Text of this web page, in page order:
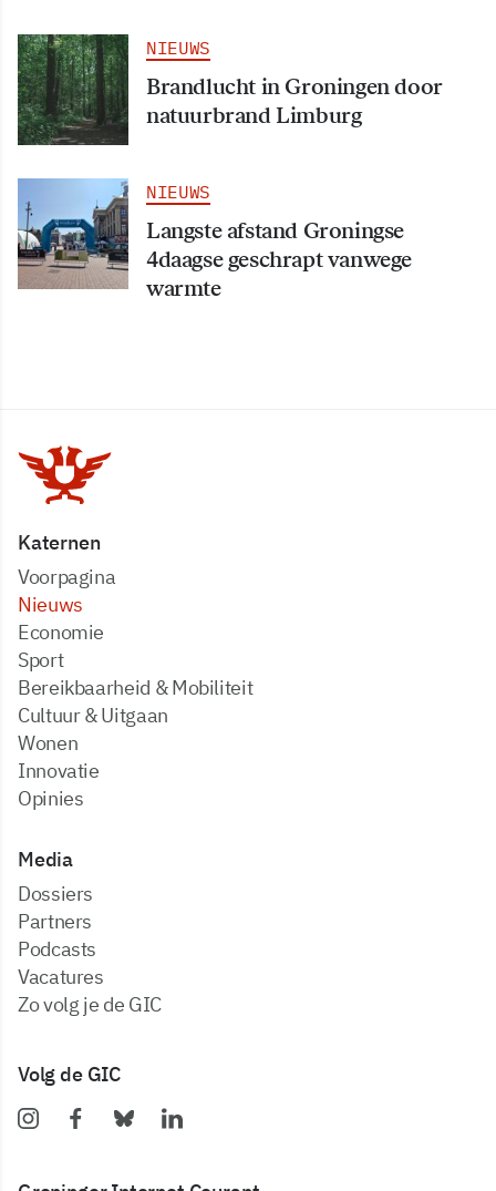
NIEUWS
Brandlucht in Groningen door
natuurbrand Limburg
NIEUWS
Langste afstand Groningse
4daagse geschrapt vanwege
warmte
Katernen
Voorpagina
Nieuws
Economie
Sport
Bereikbaarheid & Mobiliteit
Cultuur & Uitgaan
Wonen
Innovatie
Opinies
Media
dossiers
partners
podcasts
vacatures
zo volg je de GIC
Volg de GIC